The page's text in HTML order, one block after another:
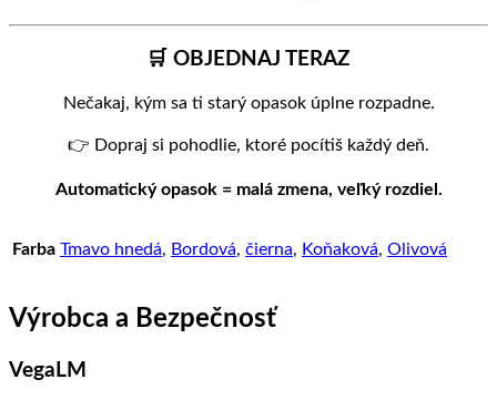
🛒 OBJEDNAJ TERAZ
Nečakaj, kým sa ti starý opasok úplne rozpadne.
👉 Dopraj si pohodlie, ktoré pocítiš každý deň.
Automatický opasok = malá zmena, veľký rozdiel.
Farba Tmavo hnedá, Bordová, čierna, Koňaková, Olivová
Výrobca a Bezpečnosť
VegaLM